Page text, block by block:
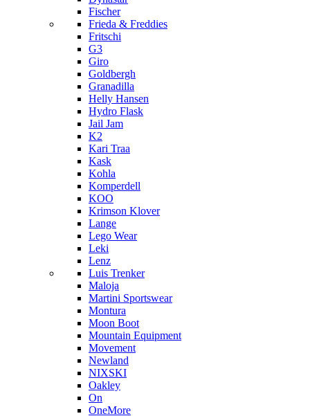
Fischer
Frieda & Freddies
Fritschi
G3
Giro
Goldbergh
Granadilla
Helly Hansen
Hydro Flask
Jail Jam
K2
Kari Traa
Kask
Kohla
Komperdell
KOO
Krimson Klover
Lange
Lego Wear
Leki
Lenz
Luis Trenker
Maloja
Martini Sportswear
Montura
Moon Boot
Mountain Equipment
Movement
Newland
NIXSKI
Oakley
On
OneMore